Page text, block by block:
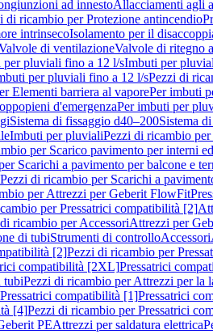
ad innestoAllacciamenti agli
di ricambio per Protezione antincendio
intrinsecoIsolamento per il
di ventilazioneValvole di ritegno
pluviali fino a 12 l/sImbuti per
per pluviali fino a 12 l/sPezzi di
Elementi barriera al vaporePer imbuti
d'emergenzaPer imbuti per
Sistema di fissaggio d40–200Sistema
Imbuti per pluvialiPezzi di ricambio
per Scarico pavimento per interni
Scarichi a pavimento per balcone e
Pezzi di ricambio per Scarichi a
per Attrezzi per Geberit FlowFit
per Pressatrici compatibilità [2]
ricambio per AccessoriAttrezzi per
di tubiStrumenti di controlloAccessori
[2]Pezzi di ricambio per
compatibilità [2XL]Pressatrici
tubiPezzi di ricambio per Attrezzi per la
compatibilità [1]Pressatrici
[4]Pezzi di ricambio per Pressatrici
PEAttrezzi per saldatura elettrica